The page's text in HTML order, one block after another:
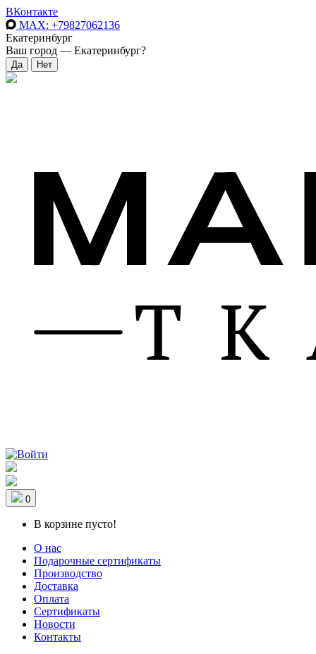
ВКонтакте
MAX: +79827062136
Екатеринбург
Ваш город — Екатеринбург?
0
В корзине пусто!
О нас
Подарочные сертификаты
Производство
Доставка
Оплата
Сертификаты
Новости
Контакты